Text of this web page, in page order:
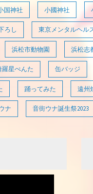
国神社 小國神社
ろし 東京メンタルヘル
浜松市動物園 浜松志
羅星ぺんた 缶バッジ
踊ってみた 遠州
ナ 音街ウナ誕生祭2023